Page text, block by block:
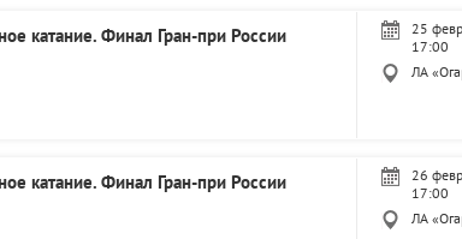
катание. Финал Гран-при России
25
17:00
ЛА
катание. Финал Гран-при России
26
17:00
ЛА